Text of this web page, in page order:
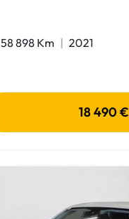
58 898 Km
2021
18 490 €